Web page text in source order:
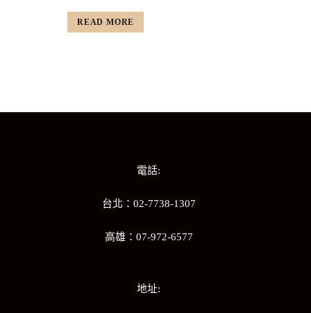
READ MORE
電話:
台北：02-7738-1307
高雄：07-972-6577
地址: